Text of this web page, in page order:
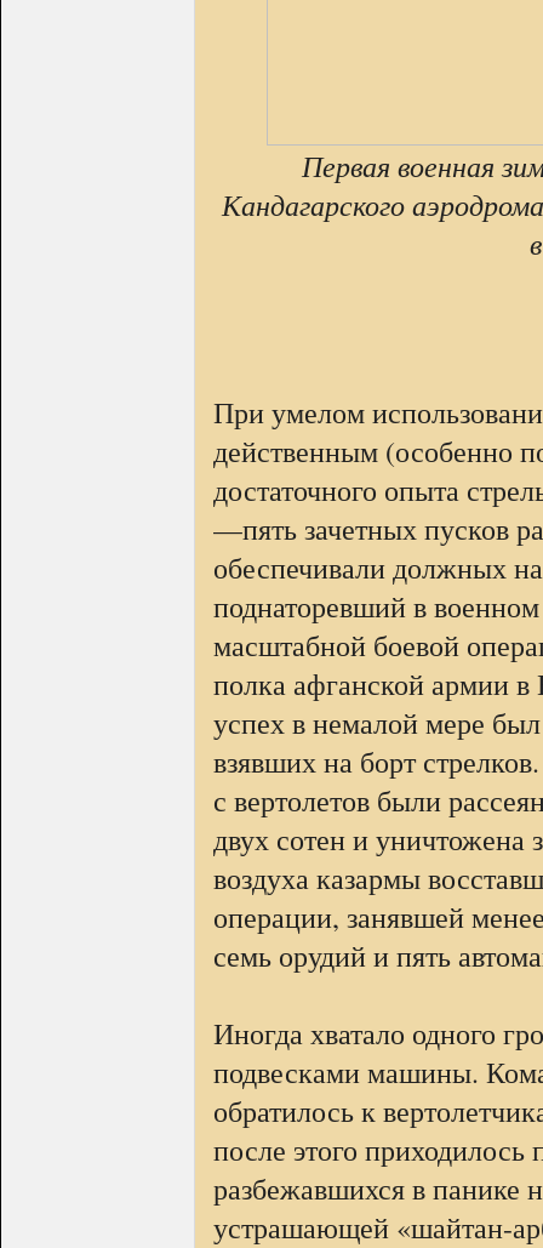
Первая военная
Кандагарского
При умелом
действенным (особенно
достаточного опыта
—пять зачетных пусков
обеспечивали должных
поднаторевший в
масштабной боевой
полка афганской армии в
успех в немалой мере был
взявших на борт
с вертолетов были
двух сотен и уничтожена
воздуха казармы
операции, занявшей
семь орудий и пять
Иногда хватало одного
подвесками машины.
обратилось к
после этого приходилось
разбежавшихся в панике
устрашающей «шайтан-